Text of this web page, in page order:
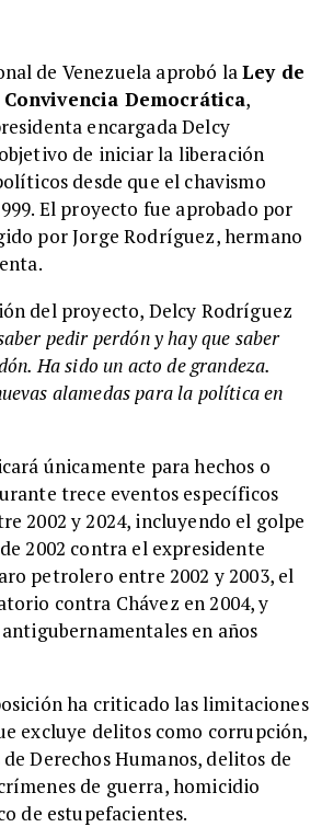
de Venezuela aprobó laLey de
Democrática,
encargada Delcy
de iniciar la liberación
desde que el chavismo
El proyecto fue aprobado por
por Jorge Rodríguez, hermano
del proyecto, Delcy Rodríguez
pedir perdón y hay que saber
Ha sido un acto de grandeza.
alamedas para la política en
únicamente para hechos o
trece eventos específicos
2002 y 2024, incluyendo el golpe
2002 contra el expresidente
petrolero entre 2002 y 2003, el
contra Chávez en 2004, y
en años
ha criticado las limitaciones
excluye delitos como corrupción,
Derechos Humanos, delitos de
de guerra, homicidio
de estupefacientes.